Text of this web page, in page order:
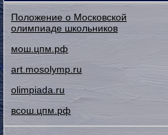
Положение о Московской
олимпиаде школьников
мош.цпм.рф
art.mosolymp.ru
olimpiada.ru
всош.цпм.рф